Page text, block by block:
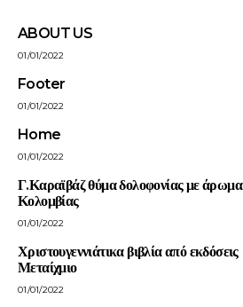
ABOUT US
01/01/2022
Footer
01/01/2022
Home
01/01/2022
Γ.Καραϊβάζ θύμα δολοφονίας με άρωμα
Κολομβίας
01/01/2022
Χριστουγεννιάτικα βιβλία από εκδόσεις
Μεταίχμιο
01/01/2022